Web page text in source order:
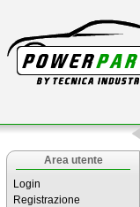
Area utente
Login
Registrazione